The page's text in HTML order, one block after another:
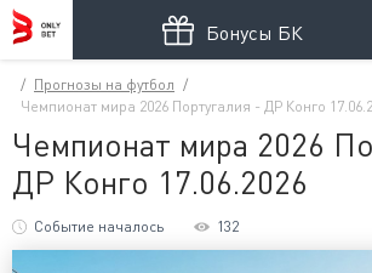
Бонусы БК
Прогнозы на футбол
Чемпионат мира 2026 Португалия - ДР Конго
Чемпионат мира 2026
ДР Конго 17.06.2026
Событие началось 132